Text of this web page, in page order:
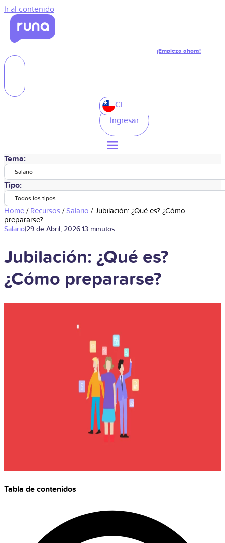
Ir al contenido
¡Empieza ahora!
CL
Ingresar
Tema:
Salario
Tipo:
Todos los tipos
Home / Recursos /Salario /Jubilación: ¿Qué es? ¿Cómo
prepararse?
Salario|29 de Abril, 2026|13 minutos
Jubilación: ¿Qué es?
¿Cómo prepararse?
Tabla de contenidos